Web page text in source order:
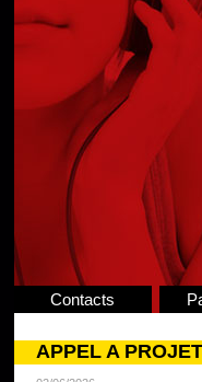
Contacts
APPEL A